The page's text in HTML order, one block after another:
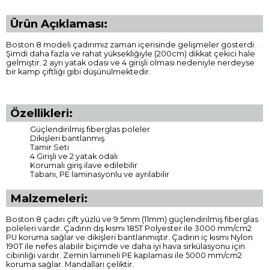
Ürün Açıklaması:
Boston 8 modeli çadırımız zaman içerisinde gelişmeler gösterdi.
Şimdi daha fazla ve rahat yüksekliğiyle (200cm) dikkat çekici hale
gelmiştir. 2 ayrı yatak odası ve 4 girişli olması nedeniyle nerdeyse
bir kamp çiftliği gibi düşünülmektedir.
Özellikleri:
Güçlendirilmiş fiberglas poleler
Dikişleri bantlanmış
Tamir Seti
4 Girişli ve 2 yatak odalı
Korumalı giriş ilave edilebilir
Tabanı, PE laminasyonlu ve ayrılabilir
Malzemeleri:
Boston 8 çadırı çift yüzlü ve 9.5mm (11mm) güçlendirilmiş fiberglas
poleleri vardır. Çadırın dış kısmı 185T Polyester ile 3000 mm/cm2
PU koruma sağlar ve dikişleri bantlanmıştır. Çadırın iç kısmı Nylon
190T ile nefes alabilir biçimde ve daha iyi hava sirkülasyonu için
cibinliği vardır. Zemin lamineli PE kaplaması ile 5000 mm/cm2
koruma sağlar. Mandalları çeliktir.